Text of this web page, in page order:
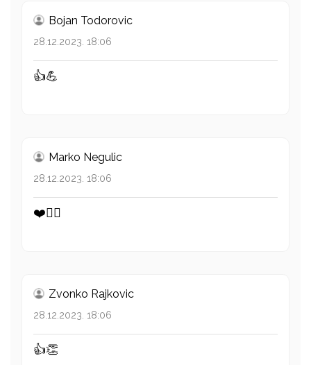
Bojan Todorovic
28.12.2023. 18:06
👍💪
Marko Negulic
28.12.2023. 18:06
❤️👍🏽
Zvonko Rajkovic
28.12.2023. 18:06
👍👏